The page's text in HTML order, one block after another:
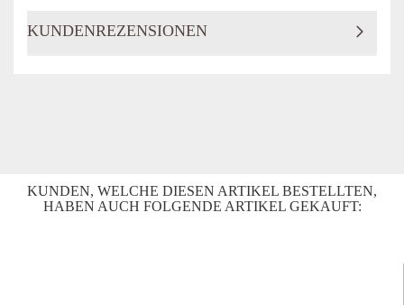
KUNDENREZENSIONEN
KUNDEN, WELCHE DIESEN ARTIKEL BESTELLTEN,
HABEN AUCH FOLGENDE ARTIKEL GEKAUFT: